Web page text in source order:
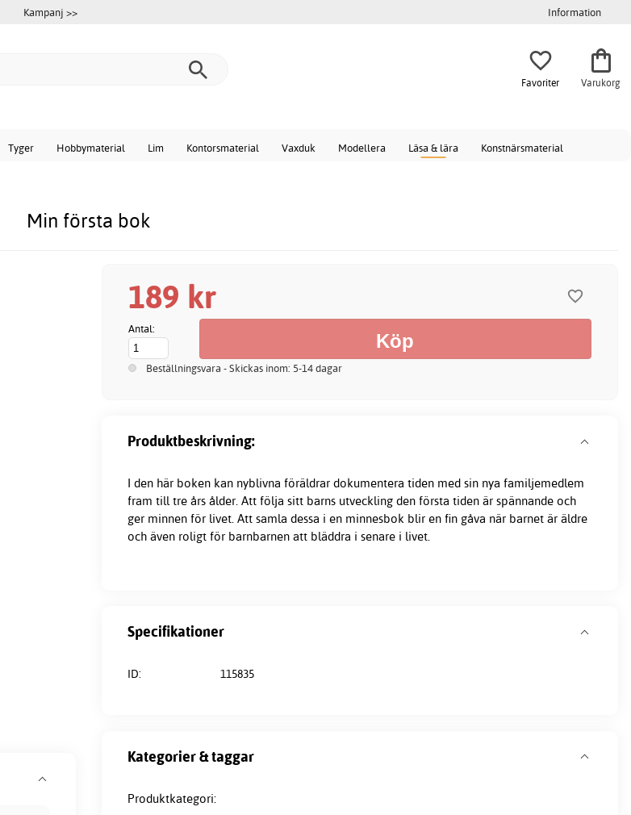
Kampanj >> Information
Favoriter Varukorg
Tyger Hobbymaterial Lim Kontorsmaterial Vaxduk Modellera Läsa & lära Konstnärsmaterial
Min första bok
189 kr
Antal:
Beställningsvara - Skickas inom: 5-14 dagar
Produktbeskrivning:
I den här boken kan nyblivna föräldrar dokumentera tiden med sin nya familjemedlem
fram till tre års ålder. Att följa sitt barns utveckling den första tiden är spännande och
ger minnen för livet. Att samla dessa i en minnesbok blir en fin gåva när barnet är äldre
och även roligt för barnbarnen att bläddra i senare i livet.
Specifikationer
ID: 115835
Kategorier & taggar
Produktkategori: